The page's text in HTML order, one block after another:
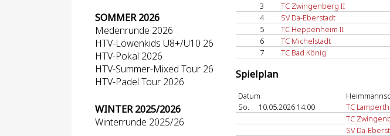
SOMMER 2026
Medenrunde 2026
HTV-Löwenkids U8+/U10 26
HTV-Pokal 2026
HTV-Summer-Mixed Tour 26
HTV-Padel Tour 2026
WINTER 2025/2026
Winterrunde 2025/26
3
TC Zwingenberg II
4
SV Da-Eberstadt
5
TC Heppenheim II
6
TC Michelstadt
7
TC Bad König
Spielplan
Datum
So.
10.05.2026 14:00 TC
TC
SV Da-